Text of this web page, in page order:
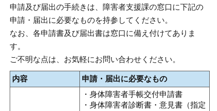
申請及び届出の手続きは、障害者支援課の窓口に下記の
申請・届出に必要なものを持参してください。
なお、各申請書及び届出書は窓口に備え付けてありま
す。
ご不明な点は、お気軽にお問い合わせください。
内容 申請・届出に必要なもの
・身体障害者手帳交付申請書
・身体障害者診断書・意見書（指定